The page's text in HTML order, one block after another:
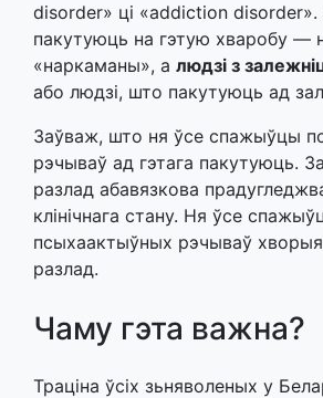
disorder» ці «addiction disorder».
пакутуюць на гэтую хваробу —
«наркаманы», а людзі з
або людзі, што пакутуюць ад
Заўваж, што ня ўсе спажыўцы
рэчываў ад гэтага пакутуюць.
разлад абавязкова
клінічнага стану. Ня ўсе
псыхаактыўных рэчываў хворыя
разлад.
Чаму гэта важна?
Траціна ўсіх зьняволеных у